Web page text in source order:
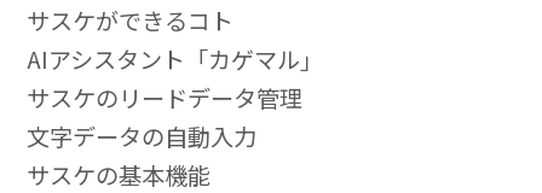
サスケができるコト
AIアシスタント「カゲマル」
サスケのリードデータ管理
文字データの自動入力
サスケの基本機能